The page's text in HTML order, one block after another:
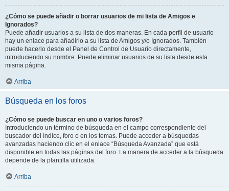
¿Cómo se puede añadir o borrar usuarios de mi lista de Amigos e
Ignorados?
Puede añadir usuarios a su lista de dos maneras. En cada perfil de usuario
hay un enlace para añadirlo a su lista de Amigos y/o Ignorados. También
puede hacerlo desde el Panel de Control de Usuario directamente,
introduciendo su nombre. Puede eliminar usuarios de su lista desde esta
misma página.
Arriba
Búsqueda en los foros
¿Cómo se puede buscar en uno o varios foros?
Introduciendo un término de búsqueda en el campo correspondiente del
buscador del índice, foro o en los temas. Puede acceder a búsquedas
avanzadas haciendo clic en el enlace “Búsqueda Avanzada” que está
disponible en todas las páginas del foro. La manera de acceder a la búsqueda
depende de la plantilla utilizada.
Arriba